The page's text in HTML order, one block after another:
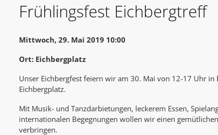
Frühlingsfest Eichbergtreff
Mittwoch, 29. Mai 2019 10:00
Ort: Eichbergplatz
Unser Eichbergfest feiern wir am 30. Mai von 12-17 Uhr
Eichbergplatz.
Mit Musik- und Tanzdarbietungen, leckerem Essen,
internationalen Begegnungen wollen wir einen
verbringen.